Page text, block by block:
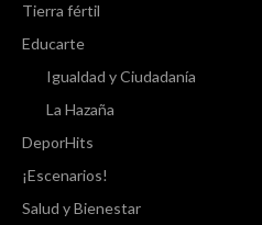
Tierra fértil
Educarte
Igualdad y Ciudadanía
La Hazaña
DeporHits
¡Escenarios!
Salud y Bienestar